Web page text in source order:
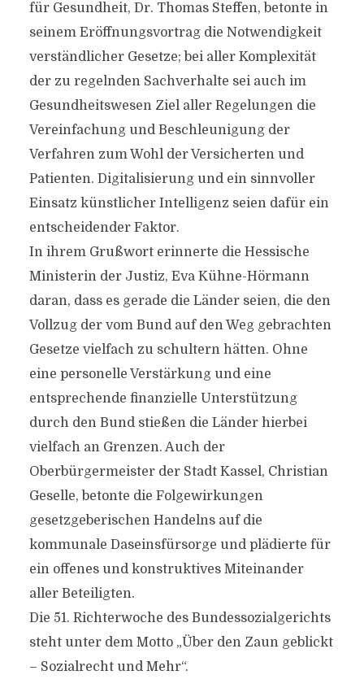
für Gesundheit, Dr. Thomas Steffen, betonte in
seinem Eröffnungsvortrag die Notwendigkeit
verständlicher Gesetze; bei aller Komplexität
der zu regelnden Sachverhalte sei auch im
Gesundheitswesen Ziel aller Regelungen die
Vereinfachung und Beschleunigung der
Verfahren zum Wohl der Versicherten und
Patienten. Digitalisierung und ein sinnvoller
Einsatz künstlicher Intelligenz seien dafür ein
entscheidender Faktor.
In ihrem Grußwort erinnerte die Hessische
Ministerin der Justiz, Eva Kühne-Hörmann
daran, dass es gerade die Länder seien, die den
Vollzug der vom Bund auf den Weg gebrachten
Gesetze vielfach zu schultern hätten. Ohne
eine personelle Verstärkung und eine
entsprechende finanzielle Unterstützung
durch den Bund stießen die Länder hierbei
vielfach an Grenzen. Auch der
Oberbürgermeister der Stadt Kassel, Christian
Geselle, betonte die Folgewirkungen
gesetzgeberischen Handelns auf die
kommunale Daseinsfürsorge und plädierte für
ein offenes und konstruktives Miteinander
aller Beteiligten.
Die 51. Richterwoche des Bundessozialgerichts
steht unter dem Motto „Über den Zaun geblickt
– Sozialrecht und Mehr“.